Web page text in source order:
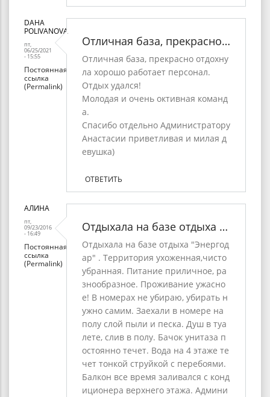
DAHA
POLIVANOVA
пт,
06/25/2021
- 15:55
Постоянная
ссылка
(Permalink)
Отличная база, прекрасно…
Отличная база, прекрасно отдохну
ла хорошо работает персонал.
Отдых удался!
Молодая и очень октивная команд
а.
Спасибо отдельно Администратору
Анастасии приветливая и милая д
евушка)
ОТВЕТИТЬ
АЛИНА
пт,
09/23/2016
- 16:49
Постоянная
ссылка
(Permalink)
Отдыхала на базе отдыха …
Отдыхала на базе отдыха "Энергод
ар" . Территория ухоженная,чисто
убранная. Питание приличное, ра
знообразное. Проживание ужасно
е! В номерах не убираю, убирать н
ужно самим. Заехали в номере на
полу слой пыли и песка. Душ в туа
лете, слив в полу. Бачок унитаза п
остоянно течет. Вода на 4 этаже те
чет тонкой струйкой с перебоями.
Балкон все время заливался с конд
иционера верхнего этажа. Админи